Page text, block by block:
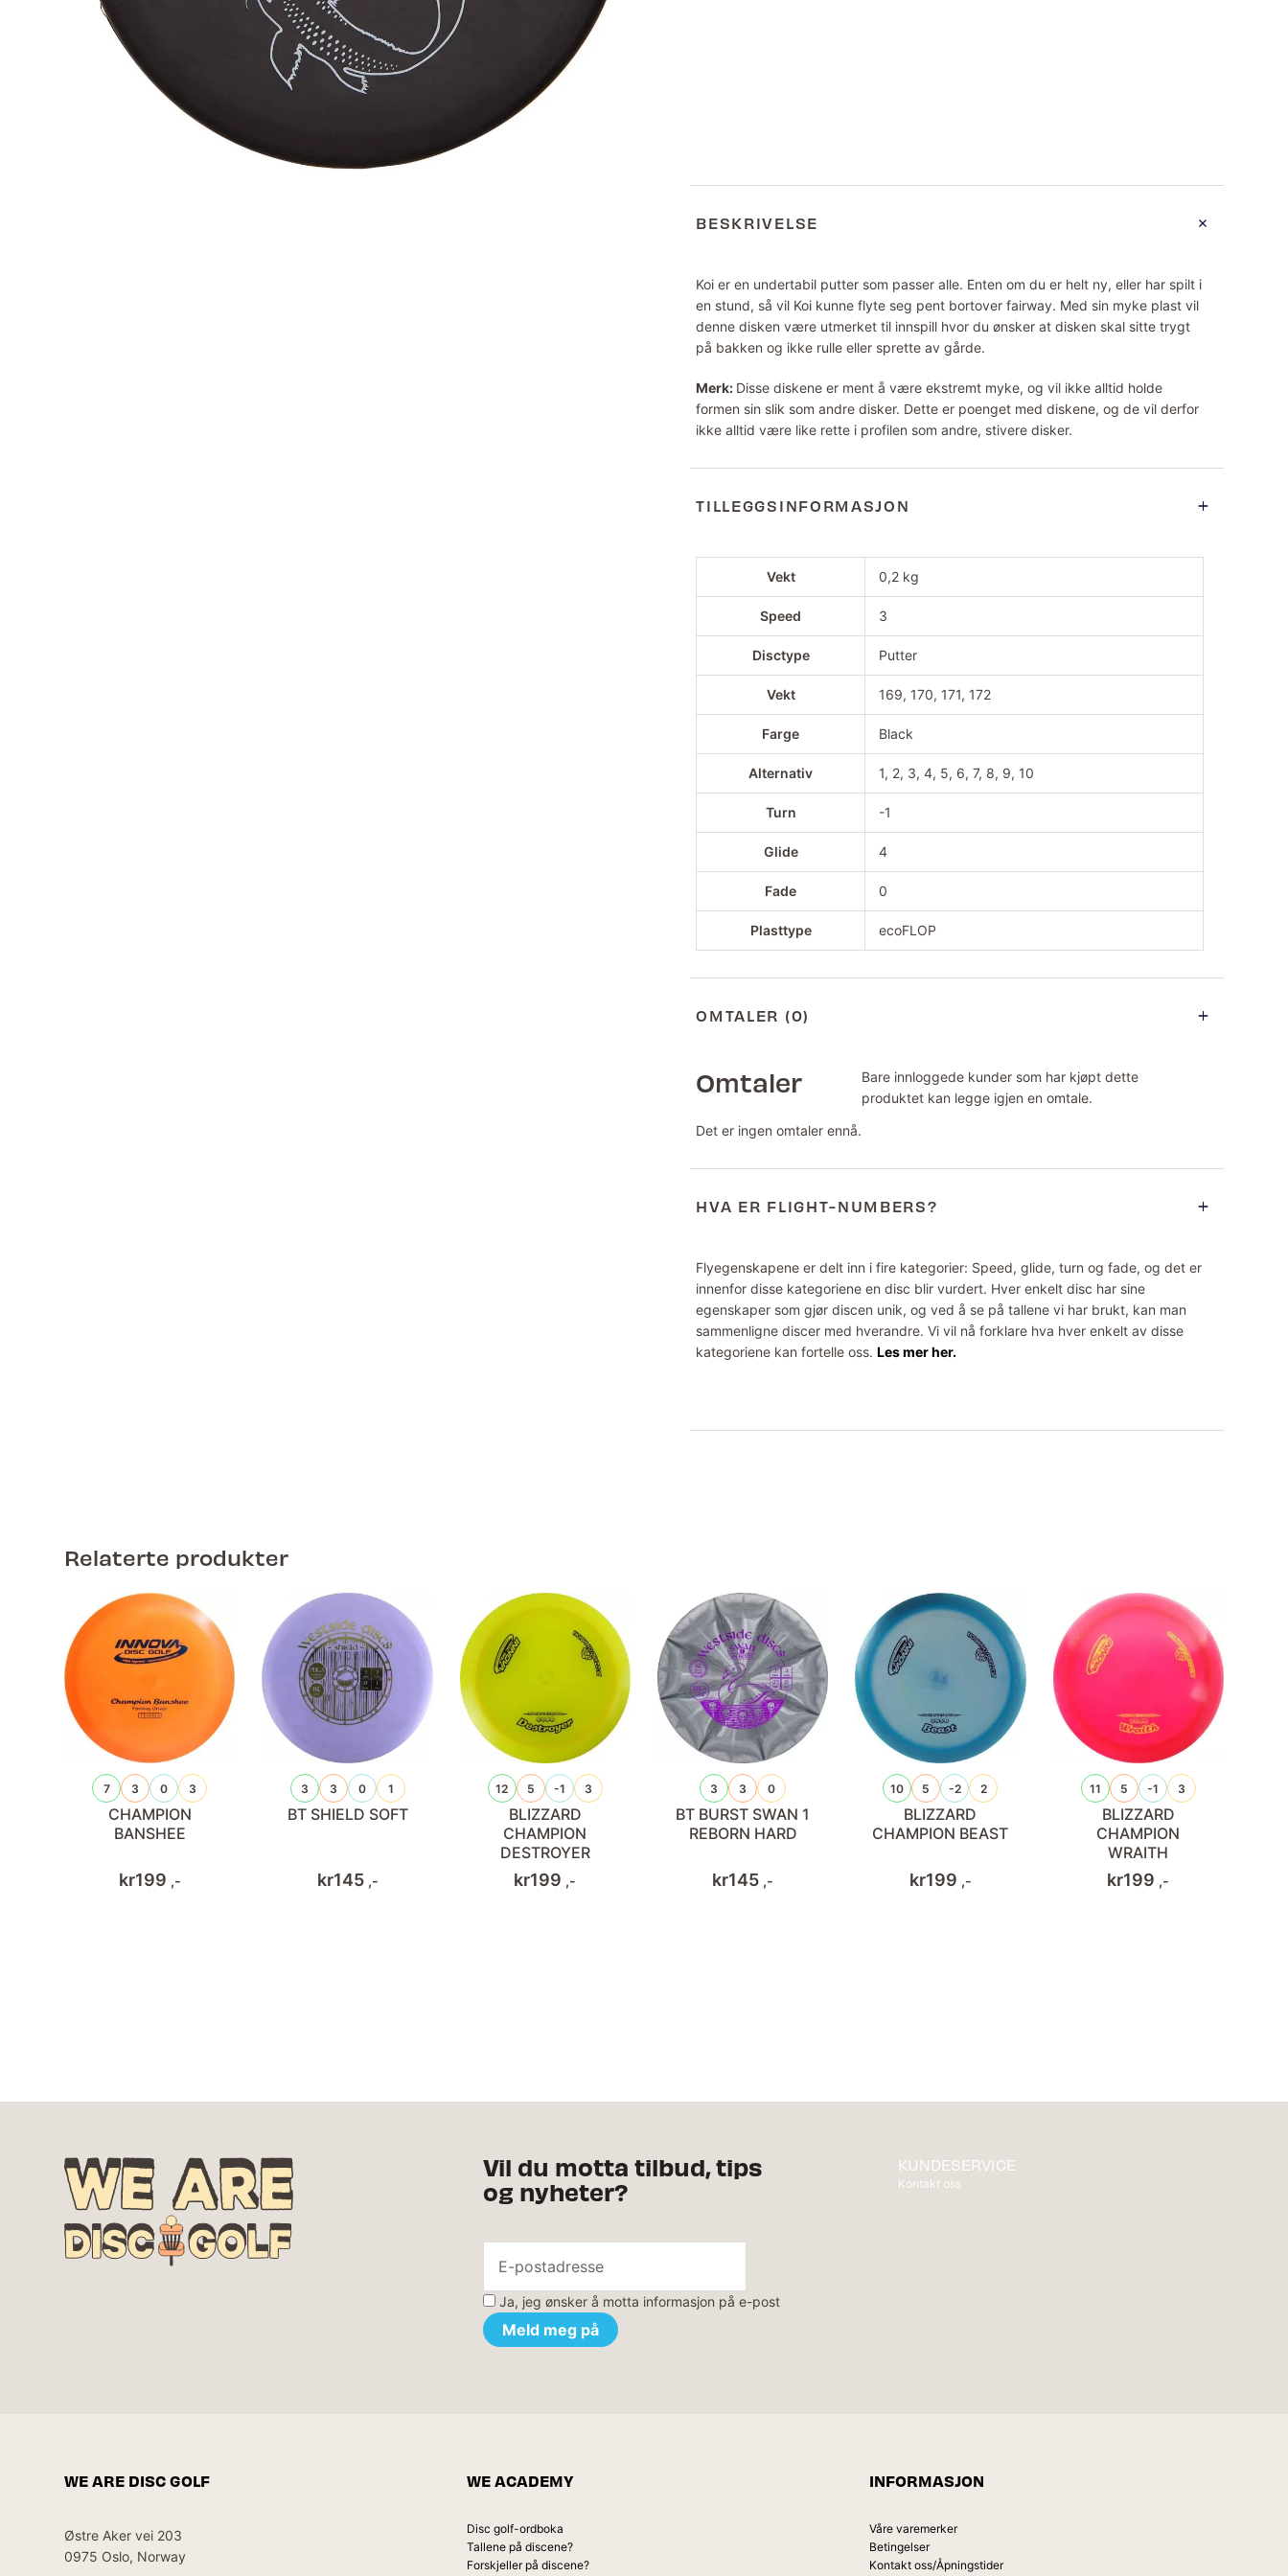
BESKRIVELSE
Koi er en undertabil putter som passer alle. Enten om du er helt ny, eller har spilt i
en stund, så vil Koi kunne flyte seg pent bortover fairway. Med sin myke plast vil
denne disken være utmerket til innspill hvor du ønsker at disken skal sitte trygt
på bakken og ikke rulle eller sprette av gårde.
Merk: Disse diskene er ment å være ekstremt myke, og vil ikke alltid holde
formen sin slik som andre disker. Dette er poenget med diskene, og de vil derfor
ikke alltid være like rette i profilen som andre, stivere disker.
TILLEGGSINFORMASJON
Vekt 0,2 kg
Speed 3
Disctype Putter
Vekt 169, 170, 171, 172
Farge Black
Alternativ 1, 2, 3, 4, 5, 6, 7, 8, 9, 10
Turn -1
Glide 4
Fade 0
Plasttype ecoFLOP
OMTALER (0)
Omtaler
Det er ingen omtaler ennå.
Bare innloggede kunder som har kjøpt dette
produktet kan legge igjen en omtale.
HVA ER FLIGHT-NUMBERS?
Flyegenskapene er delt inn i fire kategorier: Speed, glide, turn og fade, og det er
innenfor disse kategoriene en disc blir vurdert. Hver enkelt disc har sine
egenskaper som gjør discen unik, og ved å se på tallene vi har brukt, kan man
sammenligne discer med hverandre. Vi vil nå forklare hva hver enkelt av disse
kategoriene kan fortelle oss.Les mer her.
Relaterte produkter
7 3 0 3
CHAMPION
BANSHEE
kr199 ,-
3 3 0 1
BT SHIELD SOFT
kr145 ,-
12 5 -1 3
BLIZZARD
CHAMPION
DESTROYER
kr199 ,-
3 3 0
BT BURST SWAN 1
REBORN HARD
kr145 ,-
10 5 -2 2
BLIZZARD
CHAMPION BEAST
kr199 ,-
11 5 -1 3
BLIZZARD
CHAMPION
WRAITH
kr199 ,-
Vil du motta tilbud, tips
og nyheter?
Ja, jeg ønsker å motta informasjon på e-post
KUNDESERVICE
Kontakt oss
WE ARE DISC GOLF
Østre Aker vei 203
0975 Oslo, Norway
WE ACADEMY
Disc golf-ordboka
Tallene på discene?
Forskjeller på discene?
INFORMASJON
Våre varemerker
Betingelser
Kontakt oss/Åpningstider